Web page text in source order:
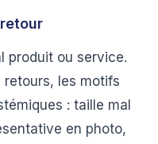
produit ou service.
les motifs
: taille mal
en photo,